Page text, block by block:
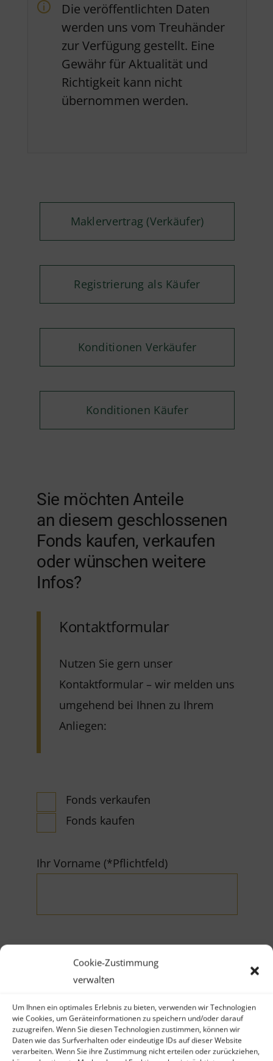
Cookie-Zustimmung
verwalten
Um Ihnen ein optimales Erlebnis zu bieten, verwenden wir Technologien
wie Cookies, um Geräteinformationen zu speichern und/oder darauf
zuzugreifen. Wenn Sie diesen Technologien zustimmen, können wir
Daten wie das Surfverhalten oder eindeutige IDs auf dieser Website
verarbeiten. Wenn Sie ihre Zustimmung nicht erteilen oder zurückziehen,
Die veröffentlichten Daten
werden uns vom Treuhänder
zur Verfügung gestellt. Eine
Gewähr für Aktualität und
Richtigkeit kann nicht
übernommen werden.
Maklervertrag (Verkäufer)
Registrierung als Käufer
Konditionen Verkäufer
Konditionen Käufer
Sie möchten Anteile
an diesem geschlossenen
Fonds kaufen, verkaufen
oder wünschen weitere
Infos?
Kontaktformular
Nutzen Sie gern unser
Kontaktformular – wir melden uns
umgehend bei Ihnen zu Ihrem
Anliegen:
Fonds verkaufen
Fonds kaufen
Ihr Vorname (*Pflichtfeld)
Ihr Nachname (*Pflichtfeld)
Firma